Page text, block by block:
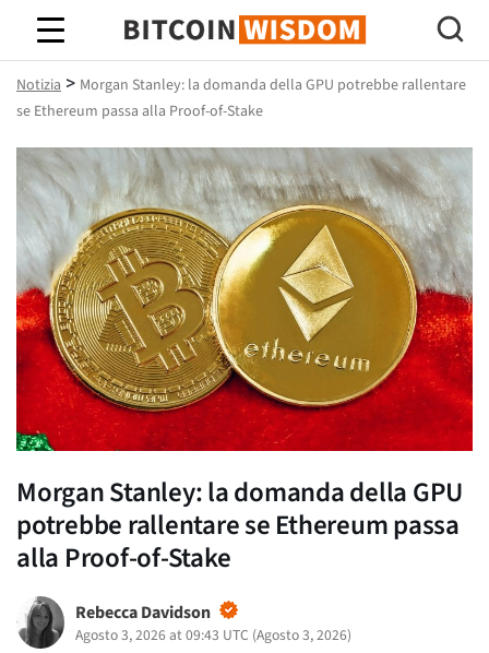
Saggezza Bitcoin
Notizia > Morgan Stanley: la domanda della GPU potrebbe rallentare
se Ethereum passa alla Proof-of-Stake
Morgan Stanley: la domanda della GPU
potrebbe rallentare se Ethereum passa
alla Proof-of-Stake
Rebecca Davidson
Agosto 3, 2026 at 09:43 UTC (Agosto 3, 2026)